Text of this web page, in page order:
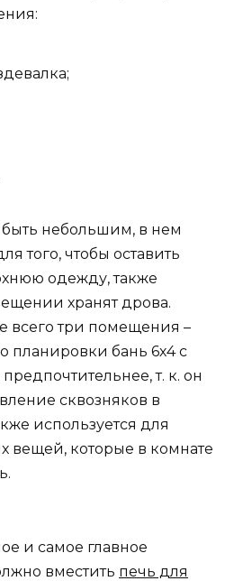
небольшим, в нем
того, чтобы оставить
одежду, также
хранят дрова.
всего три помещения –
планировки бань 6х4 с
т. к. он
сквозняков в
используется для
вещей, которые в комнате
и самое главное
вместить печь для